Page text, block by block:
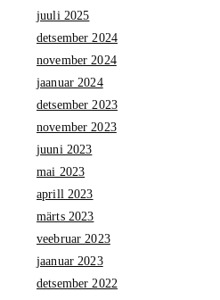
juuli 2025
detsember 2024
november 2024
jaanuar 2024
detsember 2023
november 2023
juuni 2023
mai 2023
aprill 2023
märts 2023
veebruar 2023
jaanuar 2023
detsember 2022